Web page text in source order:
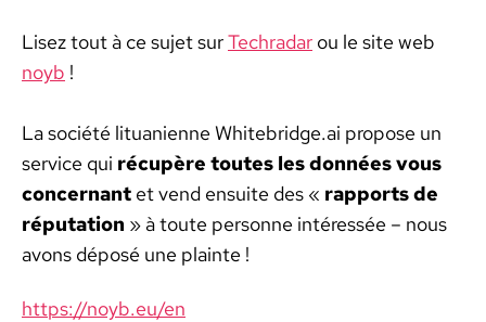
Lisez tout à ce sujet surTechradar ou le site web
noyb !
La société litu­ani­enne Whitebridge.ai pro­pose un
ser­vice qui récupère toutes les don­nées vous
con­cer­nant et vend ensuite des « rap­ports de
répu­ta­tion » à toute per­son­ne intéressée – nous
avons déposé une plainte !
https://noyb.eu/en